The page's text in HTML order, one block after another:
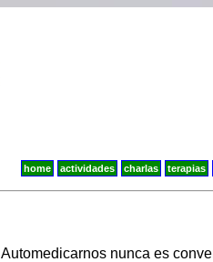
home actividades charlas terapias
Automedicarnos nunca es